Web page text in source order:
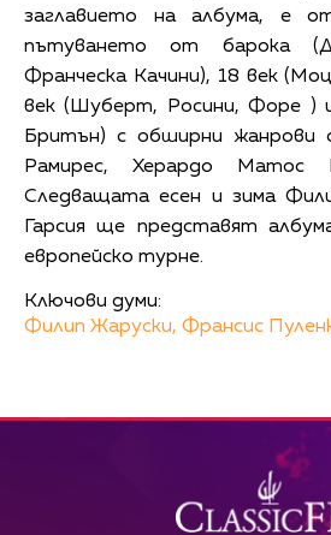
заглавието на албума, е
пътуването от барока
Франческа Качини), 18 век
век (Шуберт, Росини, Форе )
Бритън) с обширни жанрови
Рамирес, Херардо Матос
Следващата есен и зима
Гарсия ще представят
европейско турне.
Ключови думи:
Филип Жаруски, Франсис